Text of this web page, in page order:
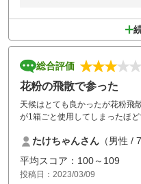
総合評価
花粉の飛散で参った
天候はとても良かったが花粉飛
が1箱ごと使用してしまったほ
こえてくる状態でした、進行は
レスもない状態でした、グリー
傾斜が読みずらいと感じました
います
たけちゃんさん （男性 /
平均スコア：100～109
投稿日：2023/03/09